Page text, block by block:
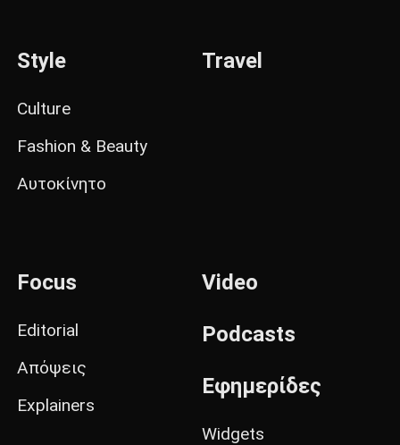
Style
Culture
Fashion & Beauty
Αυτοκίνητο
Travel
Focus
Editorial
Απόψεις
Explainers
Video
Podcasts
Εφημερίδες
Widgets